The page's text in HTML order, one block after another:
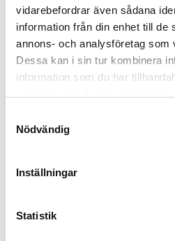
vidarebefordrar även sådana
information från din enhet till de
annons- och analysföretag som
Dessa kan i sin tur kombinera
information som du har
Nödvändig
Inställningar
Statistik